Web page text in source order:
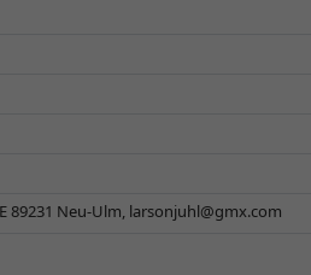
89231 Neu-Ulm, larsonjuhl@gmx.com